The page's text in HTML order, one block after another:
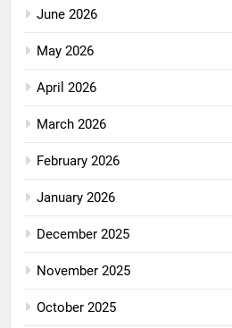
June 2026
May 2026
April 2026
March 2026
February 2026
January 2026
December 2025
November 2025
October 2025